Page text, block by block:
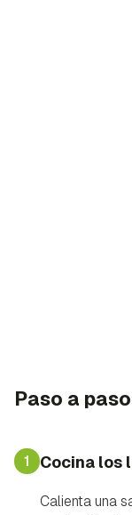
Paso a paso
1 Cocina los
Calienta una